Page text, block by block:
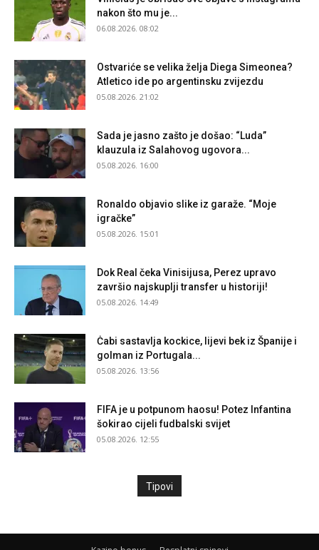
nakon što mu je...
06.08.2026. 08:02
Ostvariće se velika želja Diega Simeonea?
Atletico ide po argentinsku zvijezdu
05.08.2026. 21:02
Sada je jasno zašto je došao: “Luda”
klauzula iz Salahovog ugovora...
05.08.2026. 16:00
Ronaldo objavio slike iz garaže. “Moje
igračke”
05.08.2026. 15:01
Dok Real čeka Vinisijusa, Perez upravo
završio najskuplji transfer u historiji!
05.08.2026. 14:49
Ċabi sastavlja kockice, lijevi bek iz Španije i
golman iz Portugala...
05.08.2026. 13:56
FIFA je u potpunom haosu! Potez Infantina
šokirao cijeli fudbalski svijet
05.08.2026. 12:55
Tipovi